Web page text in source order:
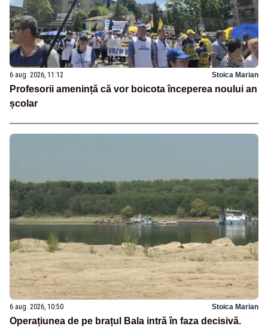
6 aug. 2026, 11:12 Stoica Marian
Profesorii amenință că vor boicota începerea noului an
școlar
6 aug. 2026, 10:50 Stoica Marian
Operațiunea de pe brațul Bala intră în faza decisivă.